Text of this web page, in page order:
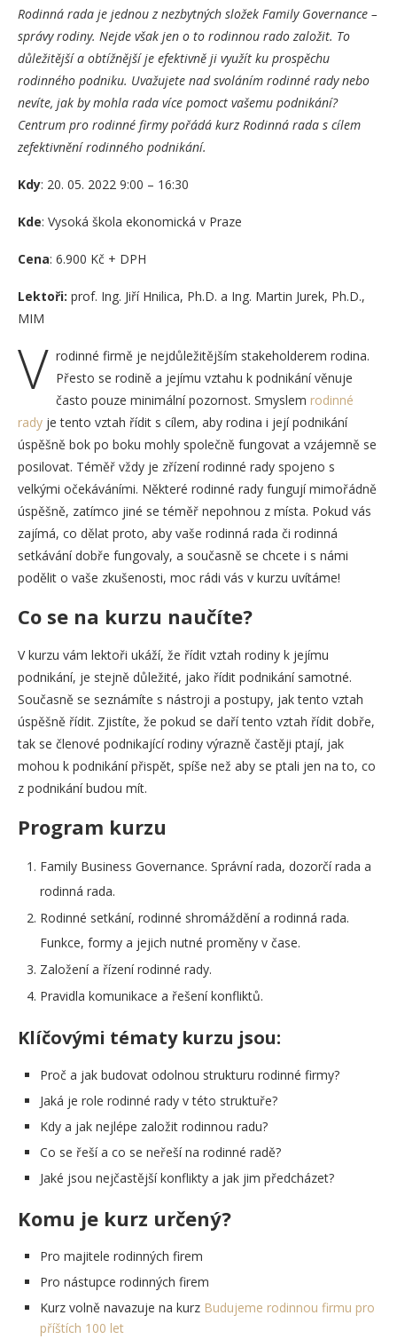
Rodinná rada je jednou z nezbytných složek Family Governance –
správy rodiny. Nejde však jen o to rodinnou rado založit. To
důležitější a obtížnější je efektivně ji využít ku prospěchu
rodinného podniku. Uvažujete nad svoláním rodinné rady nebo
nevíte, jak by mohla rada více pomoct vašemu podnikání?
Centrum pro rodinné firmy pořádá kurz Rodinná rada s cílem
zefektivnění rodinného podnikání.
Kdy: 20. 05. 2022 9:00 – 16:30
Kde: Vysoká škola ekonomická v Praze
Cena: 6.900 Kč + DPH
Lektoři: prof. Ing. Jiří Hnilica, Ph.D. a Ing. Martin Jurek, Ph.D.,
MIM
V rodinné firmě je nejdůležitějším stakeholderem rodina.
Přesto se rodině a jejímu vztahu k podnikání věnuje
často pouze minimální pozornost. Smyslem rodinné
rady je tento vztah řídit s cílem, aby rodina i její podnikání
úspěšně bok po boku mohly společně fungovat a vzájemně se
posilovat. Téměř vždy je zřízení rodinné rady spojeno s
velkými očekáváními. Některé rodinné rady fungují mimořádně
úspěšně, zatímco jiné se téměř nepohnou z místa. Pokud vás
zajímá, co dělat proto, aby vaše rodinná rada či rodinná
setkávání dobře fungovaly, a současně se chcete i s námi
podělit o vaše zkušenosti, moc rádi vás v kurzu uvítáme!
Co se na kurzu naučíte?
V kurzu vám lektoři ukáží, že řídit vztah rodiny k jejímu
podnikání, je stejně důležité, jako řídit podnikání samotné.
Současně se seznámíte s nástroji a postupy, jak tento vztah
úspěšně řídit. Zjistíte, že pokud se daří tento vztah řídit dobře,
tak se členové podnikající rodiny výrazně častěji ptají, jak
mohou k podnikání přispět, spíše než aby se ptali jen na to, co
z podnikání budou mít.
Program kurzu
Family Business Governance. Správní rada, dozorčí rada a
rodinná rada.
Rodinné setkání, rodinné shromáždění a rodinná rada.
Funkce, formy a jejich nutné proměny v čase.
Založení a řízení rodinné rady.
Pravidla komunikace a řešení konfliktů.
Klíčovými tématy kurzu jsou:
Proč a jak budovat odolnou strukturu rodinné firmy?
Jaká je role rodinné rady v této struktuře?
Kdy a jak nejlépe založit rodinnou radu?
Co se řeší a co se neřeší na rodinné radě?
Jaké jsou nejčastější konflikty a jak jim předcházet?
Komu je kurz určený?
Pro majitele rodinných firem
Pro nástupce rodinných firem
Kurz volně navazuje na kurz Budujeme rodinnou firmu pro
příštích 100 let